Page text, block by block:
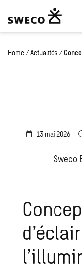
Home / Actualités /
13 mai 2026
Sweco